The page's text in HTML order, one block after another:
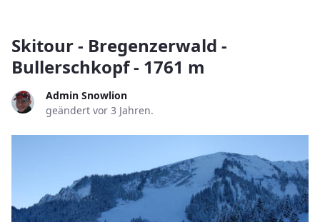
Skitour - Bregenzerwald -
Bullerschkopf - 1761 m
Admin Snowlion
geändert vor 3 Jahren.